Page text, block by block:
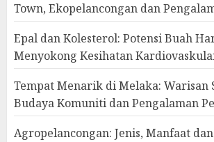
Town, Ekopelancongan dan
Epal dan Kolesterol: Potensi Buah
Menyokong Kesihatan
Tempat Menarik di Melaka: Warisan
Budaya Komuniti dan Pengalaman
Agropelancongan: Jenis, Manfaat